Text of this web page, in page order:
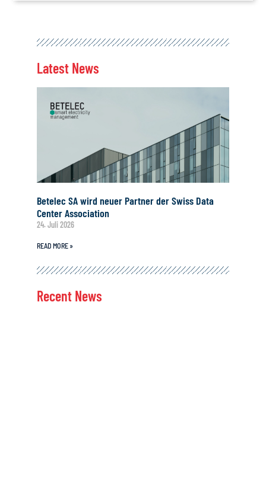
Latest News
Betelec SA wird neuer Partner der Swiss Data
Center Association
24. Juli 2026
READ MORE »
Recent News